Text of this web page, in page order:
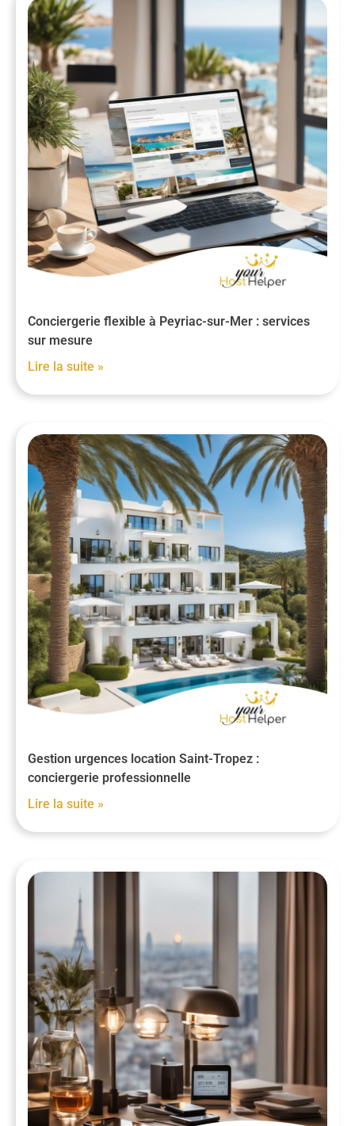
Conciergerie flexible à Peyriac-sur-Mer : services
sur mesure
Lire la suite »
Gestion urgences location Saint-Tropez :
conciergerie professionnelle
Lire la suite »